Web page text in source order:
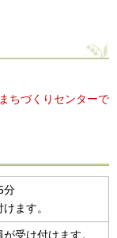
まちづくりセンターで
分
ます。
受け付けます。